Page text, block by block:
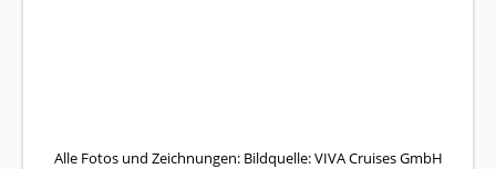
Alle Fotos und Zeichnungen: Bildquelle: VIVA Cruises GmbH